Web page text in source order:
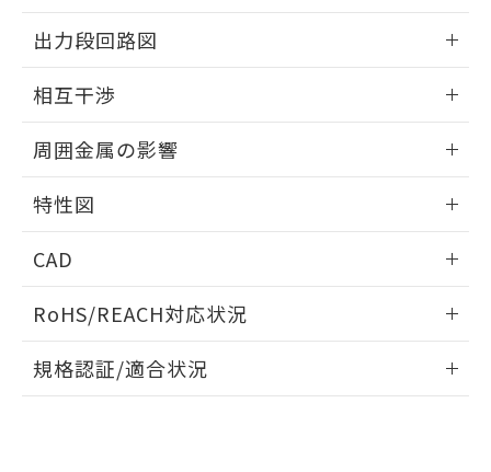
外形図
出力段回路図
出力段回路図
タイムチャート
相互干渉
相互干渉
A: 80mm以上、B: 60mm以上
周囲金属の影響
周囲金属の影響
特性図
検出物体の大きさと材質による影響
CAD
ドすることができます。
ログイン/会員登録
RoHS/REACH対応状況
EU RoHS 注意事項・凡例
規格認証/適合状況
指します。
ものではありません。
また、RoHS指令のフタル酸エステル類４
物質の対応では、対応完了までの期間は出
荷製品に未対応品が混在することから備考
欄に対応日を記載しておりました。
既に当社にて対応品への在庫切替を完了
していることから、特段のことがない限
す。